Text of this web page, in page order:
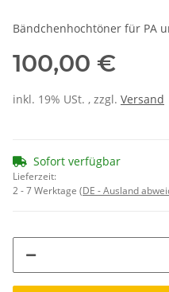
Bändchenhochtöner für PA
100,00 €
inkl. 19% USt. , zzgl. Versand
Sofort verfügbar
Lieferzeit:
2 - 7 Werktage (DE - Ausland